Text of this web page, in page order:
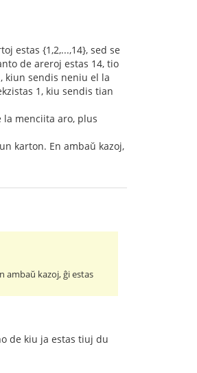
estas {1,2,...,14}, sed se
de areroj estas 14, tio
kiun sendis neniu el la
1, kiu sendis tian
menciita aro, plus
karton. En ambaŭ kazoj,
ambaŭ kazoj, ĝi estas
de kiu ja estas tiuj du